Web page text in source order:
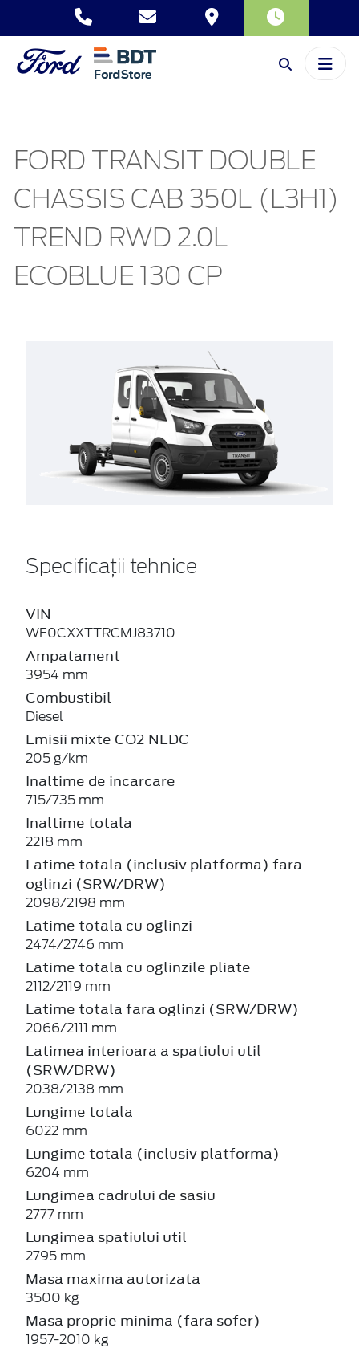
FORD TRANSIT DOUBLE
CHASSIS CAB 350L (L3H1)
TREND RWD 2.0L
ECOBLUE 130 CP
Specificații tehnice
VIN
WF0CXXTTRCMJ83710
Ampatament
3954 mm
Combustibil
Diesel
Emisii mixte CO2 NEDC
205 g/km
Inaltime de incarcare
715/735 mm
Inaltime totala
2218 mm
Latime totala (inclusiv platforma) fara
oglinzi (SRW/DRW)
2098/2198 mm
Latime totala cu oglinzi
2474/2746 mm
Latime totala cu oglinzile pliate
2112/2119 mm
Latime totala fara oglinzi (SRW/DRW)
2066/2111 mm
Latimea interioara a spatiului util
(SRW/DRW)
2038/2138 mm
Lungime totala
6022 mm
Lungime totala (inclusiv platforma)
6204 mm
Lungimea cadrului de sasiu
2777 mm
Lungimea spatiului util
2795 mm
Masa maxima autorizata
3500 kg
Masa proprie minima (fara sofer)
1957-2010 kg